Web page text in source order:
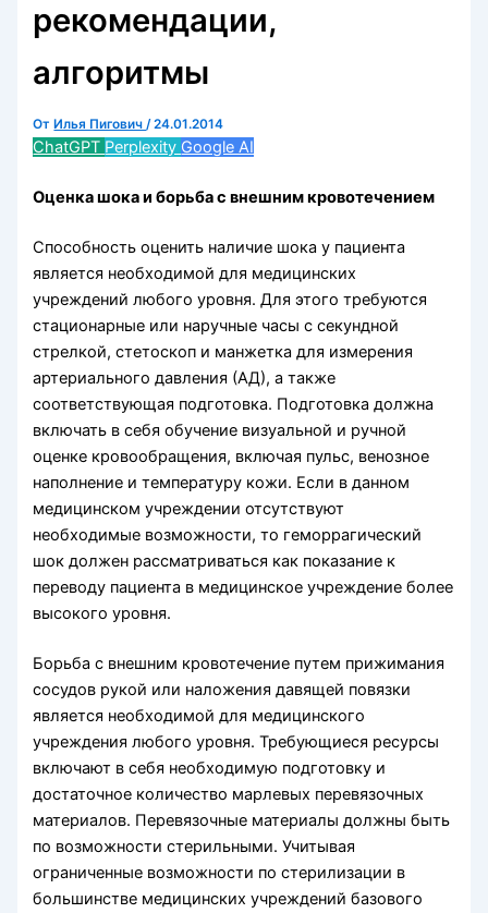
рекомендации,
алгоритмы
От Илья Пигович/24.01.2014
ChatGPT Perplexity Google AI
Оценка шока и борьба с внешним кровотечением
Способность оценить наличие шока у пациента
является необходимой для меди­цинских
учреждений любого уровня. Для этого требуются
стационарные или на­ручные часы с секундной
стрелкой, стетоскоп и манжетка для измерения
артери­ального давления (АД), а также
соответствующая подготовка. Подготовка должна
включать в себя обучение визуальной и ручной
оценке кровообращения, вклю­чая пульс, венозное
наполнение и температуру кожи. Если в данном
медицин­ском учреждении отсутствуют
необходимые возможности, то геморрагический
шок должен рассматриваться как показание к
переводу пациента в медицинское учреждение более
высокого уровня.
Борьба с внешним кровотечение путем прижимания
сосудов рукой или нало­жения давящей повязки
является необходимой для медицинского
учреждения любого уровня. Требующиеся ресурсы
включают в себя необходимую подготовку и
достаточное количество марлевых перевязочных
материалов. Перевязочные материалы должны быть
по возможности стерильными. Учитывая
ограниченные возможности по стерилизации в
большинстве медицинских учреждений базового